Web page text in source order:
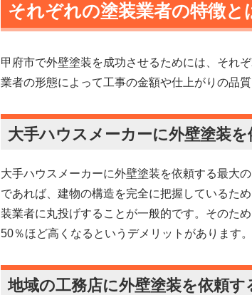
それぞれの塗装業者の特徴と
甲府市で外壁塗装を成功させるためには、それ
業者の形態によって工事の金額や仕上がりの品
大手ハウスメーカーに外壁塗装
大手ハウスメーカーに外壁塗装を依頼する最大
であれば、建物の構造を完全に把握しているた
装業者に丸投げすることが一般的です。そのた
50％ほど高くなるというデメリットがあります。
地域の工務店に外壁塗装を依頼す